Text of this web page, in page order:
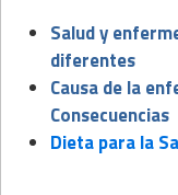
Salud y
diferentes
Causa de la
Consecuencias
Dieta para la